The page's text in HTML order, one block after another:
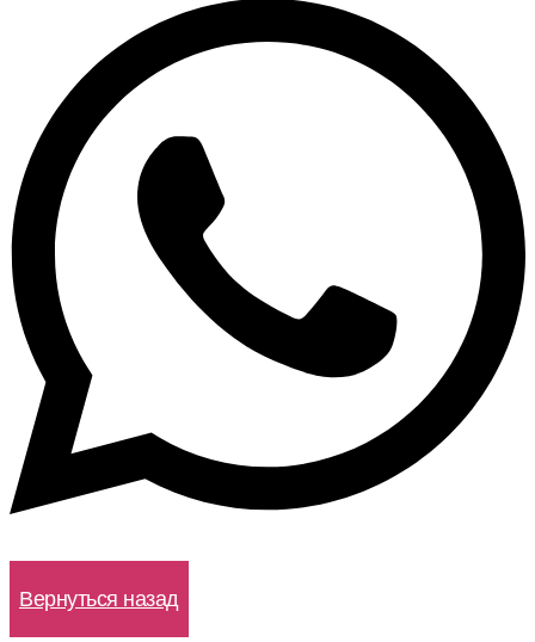
Вернуться назад